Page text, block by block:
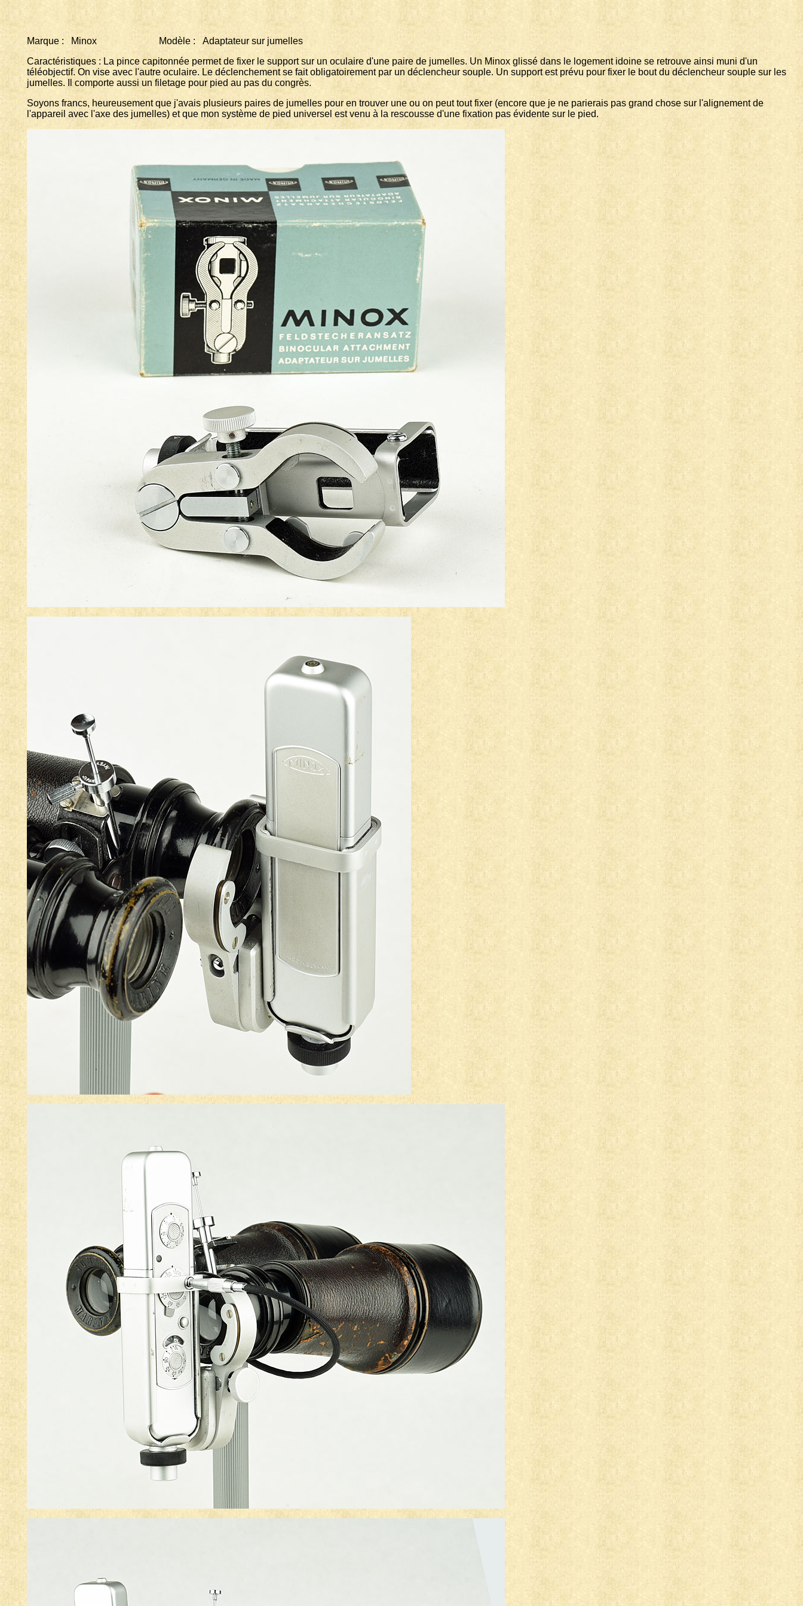
Marque : Minox Modèle : Adaptateur sur jumelles
Caractéristiques : La pince capitonnée permet de fixer le support sur un oculaire d'une paire de jumelles. Un Minox glissé dans le logement idoine se retrouve ainsi muni d'un
téléobjectif. On vise avec l'autre oculaire. Le déclenchement se fait obligatoirement par un déclencheur souple. Un support est prévu pour fixer le bout du déclencheur souple sur les
jumelles. Il comporte aussi un filetage pour pied au pas du congrès.
Soyons francs, heureusement que j'avais plusieurs paires de jumelles pour en trouver une ou on peut tout fixer (encore que je ne parierais pas grand chose sur l'alignement de
l'appareil avec l'axe des jumelles) et que mon système de pied universel est venu à la rescousse d'une fixation pas évidente sur le pied.